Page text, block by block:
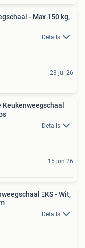
- Max 150 kg,
Details
23 jul 26
Keukenweegschaal
Details
15 jun 26
EKS - Wit,
Details